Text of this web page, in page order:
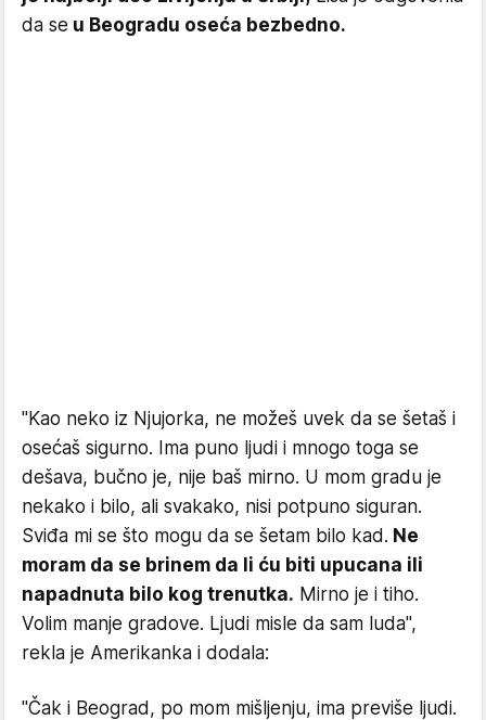
da se u Beogradu oseća bezbedno.
"Kao neko iz Njujorka, ne možeš uvek da se šetaš i
osećaš sigurno. Ima puno ljudi i mnogo toga se
dešava, bučno je, nije baš mirno. U mom gradu je
nekako i bilo, ali svakako, nisi potpuno siguran.
Sviđa mi se što mogu da se šetam bilo kad. Ne
moram da se brinem da li ću biti upucana ili
napadnuta bilo kog trenutka. Mirno je i tiho.
Volim manje gradove. Ljudi misle da sam luda",
rekla je Amerikanka i dodala:
"Čak i Beograd, po mom mišljenju, ima previše ljudi.